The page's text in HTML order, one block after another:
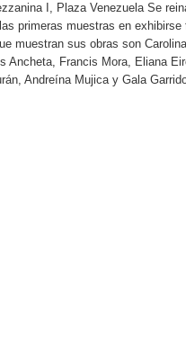
I, Plaza Venezuela Se
primeras muestras en
muestran sus obras son
Ancheta, Francis Mora, Eliana
Andreína Mujica y Gala